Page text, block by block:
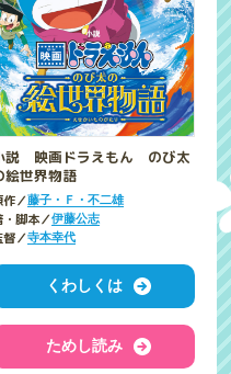
説 映画ドラえもん のび太
絵世界物語
作／藤子・Ｆ・不二雄
・脚本／伊藤公志
督／寺本幸代
くわしくは
ためし読み